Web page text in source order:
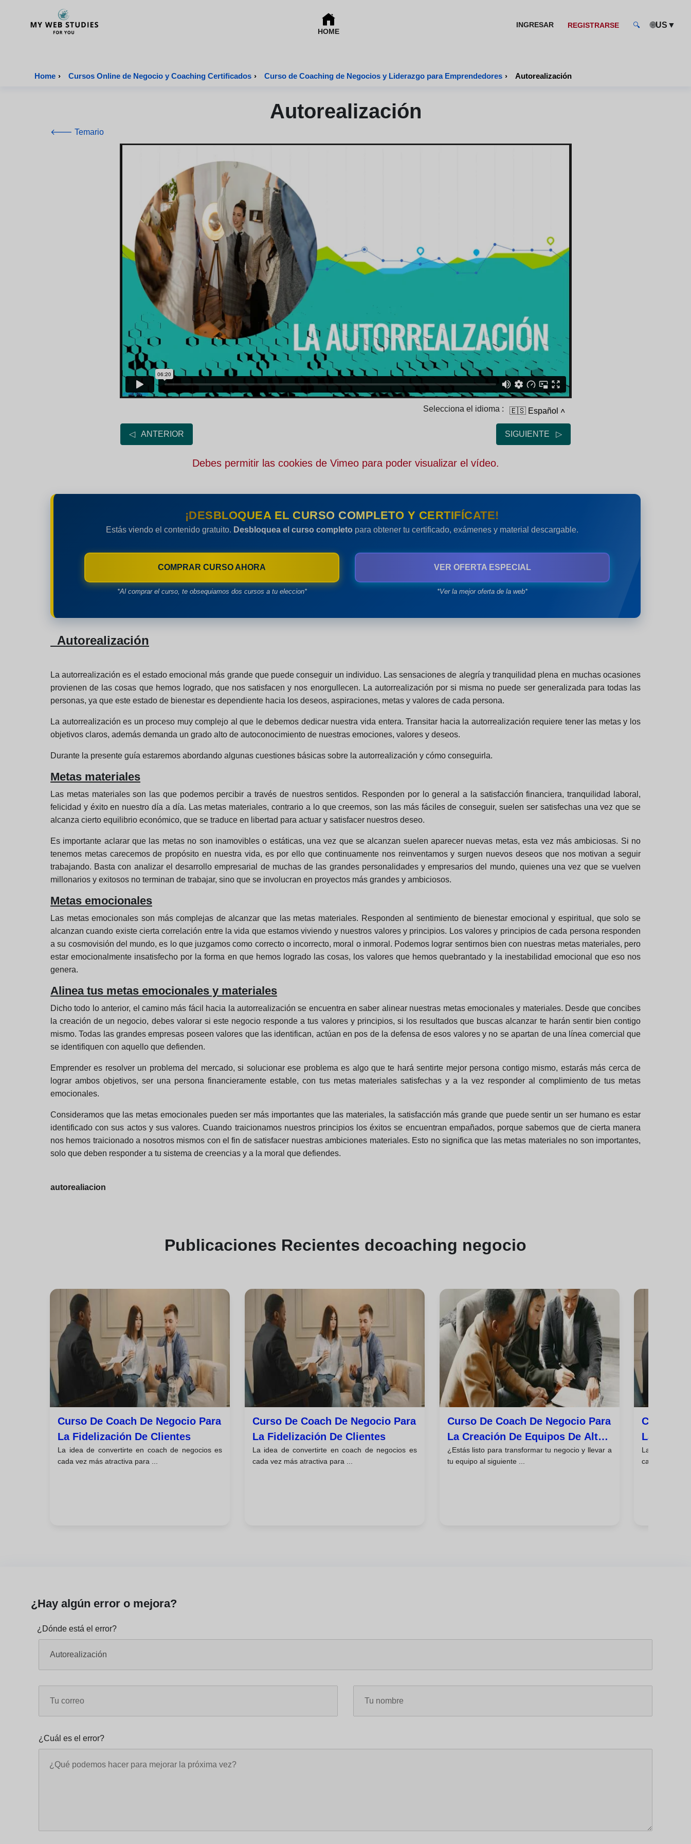
HOME
INGRESAR REGISTRARSE 🔍 🌐US ▼
Home › Cursos Online de Negocio y Coaching Certificados › Curso de Coaching de Negocios y Liderazgo para Emprendedores › Autorealización
Autorealización
🡐 Temario
Selecciona el idioma : 🇪🇸 Español ˄
◁ ANTERIOR SIGUIENTE ▷
Debes permitir las cookies de Vimeo para poder visualizar el vídeo.
¡DESBLOQUEA EL CURSO COMPLETO Y CERTIFÍCATE!
Estás viendo el contenido gratuito. Desbloquea el curso completopara obtener tu certificado, exámenes y material descargable.
COMPRAR CURSO AHORA
*Al comprar el curso, te obsequiamos dos cursos a tu eleccion*
VER OFERTA ESPECIAL
*Ver la mejor oferta de la web*
Autorealización
La autorrealización es el estado emocional más grande que puede conseguir un individuo. Las sensaciones de alegría y tranquilidad plena en muchas ocasiones
provienen de las cosas que hemos logrado, que nos satisfacen y nos enorgullecen. La autorrealización por si misma no puede ser generalizada para todas las
personas, ya que este estado de bienestar es dependiente hacia los deseos, aspiraciones, metas y valores de cada persona.
La autorrealización es un proceso muy complejo al que le debemos dedicar nuestra vida entera. Transitar hacia la autorrealización requiere tener las metas y los
objetivos claros, además demanda un grado alto de autoconocimiento de nuestras emociones, valores y deseos.
Durante la presente guía estaremos abordando algunas cuestiones básicas sobre la autorrealización y cómo conseguirla.
Metas materiales
Las metas materiales son las que podemos percibir a través de nuestros sentidos. Responden por lo general a la satisfacción financiera, tranquilidad laboral,
felicidad y éxito en nuestro día a día. Las metas materiales, contrario a lo que creemos, son las más fáciles de conseguir, suelen ser satisfechas una vez que se
alcanza cierto equilibrio económico, que se traduce en libertad para actuar y satisfacer nuestros deseo.
Es importante aclarar que las metas no son inamovibles o estáticas, una vez que se alcanzan suelen aparecer nuevas metas, esta vez más ambiciosas. Si no
tenemos metas carecemos de propósito en nuestra vida, es por ello que continuamente nos reinventamos y surgen nuevos deseos que nos motivan a seguir
trabajando. Basta con analizar el desarrollo empresarial de muchas de las grandes personalidades y empresarios del mundo, quienes una vez que se vuelven
millonarios y exitosos no terminan de trabajar, sino que se involucran en proyectos más grandes y ambiciosos.
Metas emocionales
Las metas emocionales son más complejas de alcanzar que las metas materiales. Responden al sentimiento de bienestar emocional y espiritual, que solo se
alcanzan cuando existe cierta correlación entre la vida que estamos viviendo y nuestros valores y principios. Los valores y principios de cada persona responden
a su cosmovisión del mundo, es lo que juzgamos como correcto o incorrecto, moral o inmoral. Podemos lograr sentirnos bien con nuestras metas materiales, pero
estar emocionalmente insatisfecho por la forma en que hemos logrado las cosas, los valores que hemos quebrantado y la inestabilidad emocional que eso nos
genera.
Alinea tus metas emocionales y materiales
Dicho todo lo anterior, el camino más fácil hacia la autorrealización se encuentra en saber alinear nuestras metas emocionales y materiales. Desde que concibes
la creación de un negocio, debes valorar si este negocio responde a tus valores y principios, si los resultados que buscas alcanzar te harán sentir bien contigo
mismo. Todas las grandes empresas poseen valores que las identifican, actúan en pos de la defensa de esos valores y no se apartan de una línea comercial que
se identifiquen con aquello que defienden.
Emprender es resolver un problema del mercado, si solucionar ese problema es algo que te hará sentirte mejor persona contigo mismo, estarás más cerca de
lograr ambos objetivos, ser una persona financieramente estable, con tus metas materiales satisfechas y a la vez responder al complimiento de tus metas
emocionales.
Consideramos que las metas emocionales pueden ser más importantes que las materiales, la satisfacción más grande que puede sentir un ser humano es estar
identificado con sus actos y sus valores. Cuando traicionamos nuestros principios los éxitos se encuentran empañados, porque sabemos que de cierta manera
nos hemos traicionado a nosotros mismos con el fin de satisfacer nuestras ambiciones materiales. Esto no significa que las metas materiales no son importantes,
solo que deben responder a tu sistema de creencias y a la moral que defiendes.
autorealiacion
Publicaciones Recientes decoaching negocio
Curso De Coach De Negocio Para
La Fidelización De Clientes
La idea de convertirte en coach de negocios es
cada vez más atractiva para ...
Curso De Coach De Negocio Para
La Fidelización De Clientes
La idea de convertirte en coach de negocios es
cada vez más atractiva para ...
Curso De Coach De Negocio Para
La Creación De Equipos De Alto
Rendimiento
¿Estás listo para transformar tu negocio y llevar a
tu equipo al siguiente ...
Curso De
La
La idea de
cada vez más
¿Hay algún error o mejora?
¿Dónde está el error?
¿Cuál es el error?